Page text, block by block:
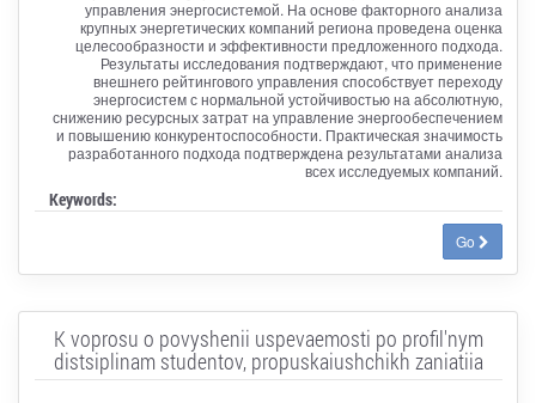
управления энергосистемой. На основе факторного анализа
крупных энергетических компаний региона проведена оценка
целесообразности и эффективности предложенного подхода.
Результаты исследования подтверждают, что применение
внешнего рейтингового управления способствует переходу
энергосистем с нормальной устойчивостью на абсолютную,
снижению ресурсных затрат на управление энергообеспечением
и повышению конкурентоспособности. Практическая значимость
разработанного подхода подтверждена результатами анализа
всех исследуемых компаний.
Keywords:
Go
K voprosu o povyshenii uspevaemosti po profil'nym
distsiplinam studentov, propuskaiushchikh zaniatiia